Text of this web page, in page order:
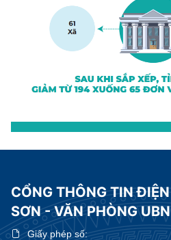
CỔNG THÔNG TIN
SƠN - VĂN PHÒNG
Giấy phép số: